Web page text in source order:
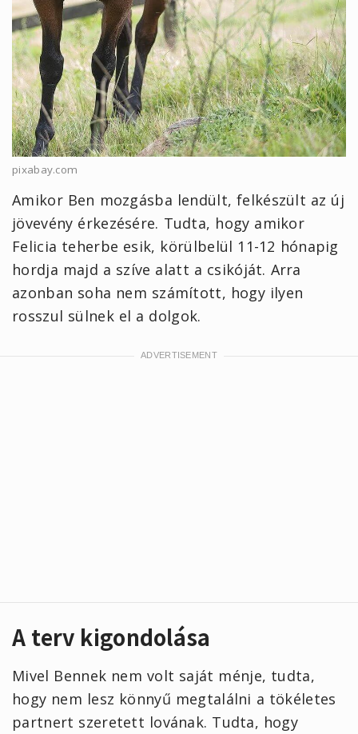
pixabay.com
Amikor Ben mozgásba lendült, felkészült az új
jövevény érkezésére. Tudta, hogy amikor
Felicia teherbe esik, körülbelül 11-12 hónapig
hordja majd a szíve alatt a csikóját. Arra
azonban soha nem számított, hogy ilyen
rosszul sülnek el a dolgok.
A terv kigondolása
Mivel Bennek nem volt saját ménje, tudta,
hogy nem lesz könnyű megtalálni a tökéletes
partnert szeretett lovának. Tudta, hogy